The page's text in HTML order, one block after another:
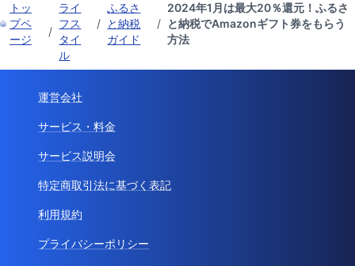
トッ
プペ
ージ
/
ライ
フス
タイ
ル
/
ふるさ
と納税
ガイド
/
2024年1月は最大20％還元！ふるさ
と納税でAmazonギフト券をもらう
方法
運営会社
サービス・料金
サービス説明会
特定商取引法に基づく表記
利用規約
プライバシーポリシー